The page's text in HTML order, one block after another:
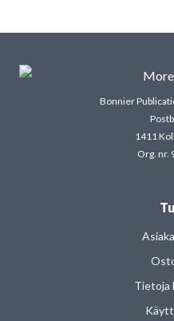
Bonnier
1411
Org. nr.
Tietoja